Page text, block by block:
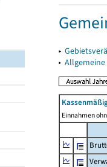
▸
▸
Einnahmen